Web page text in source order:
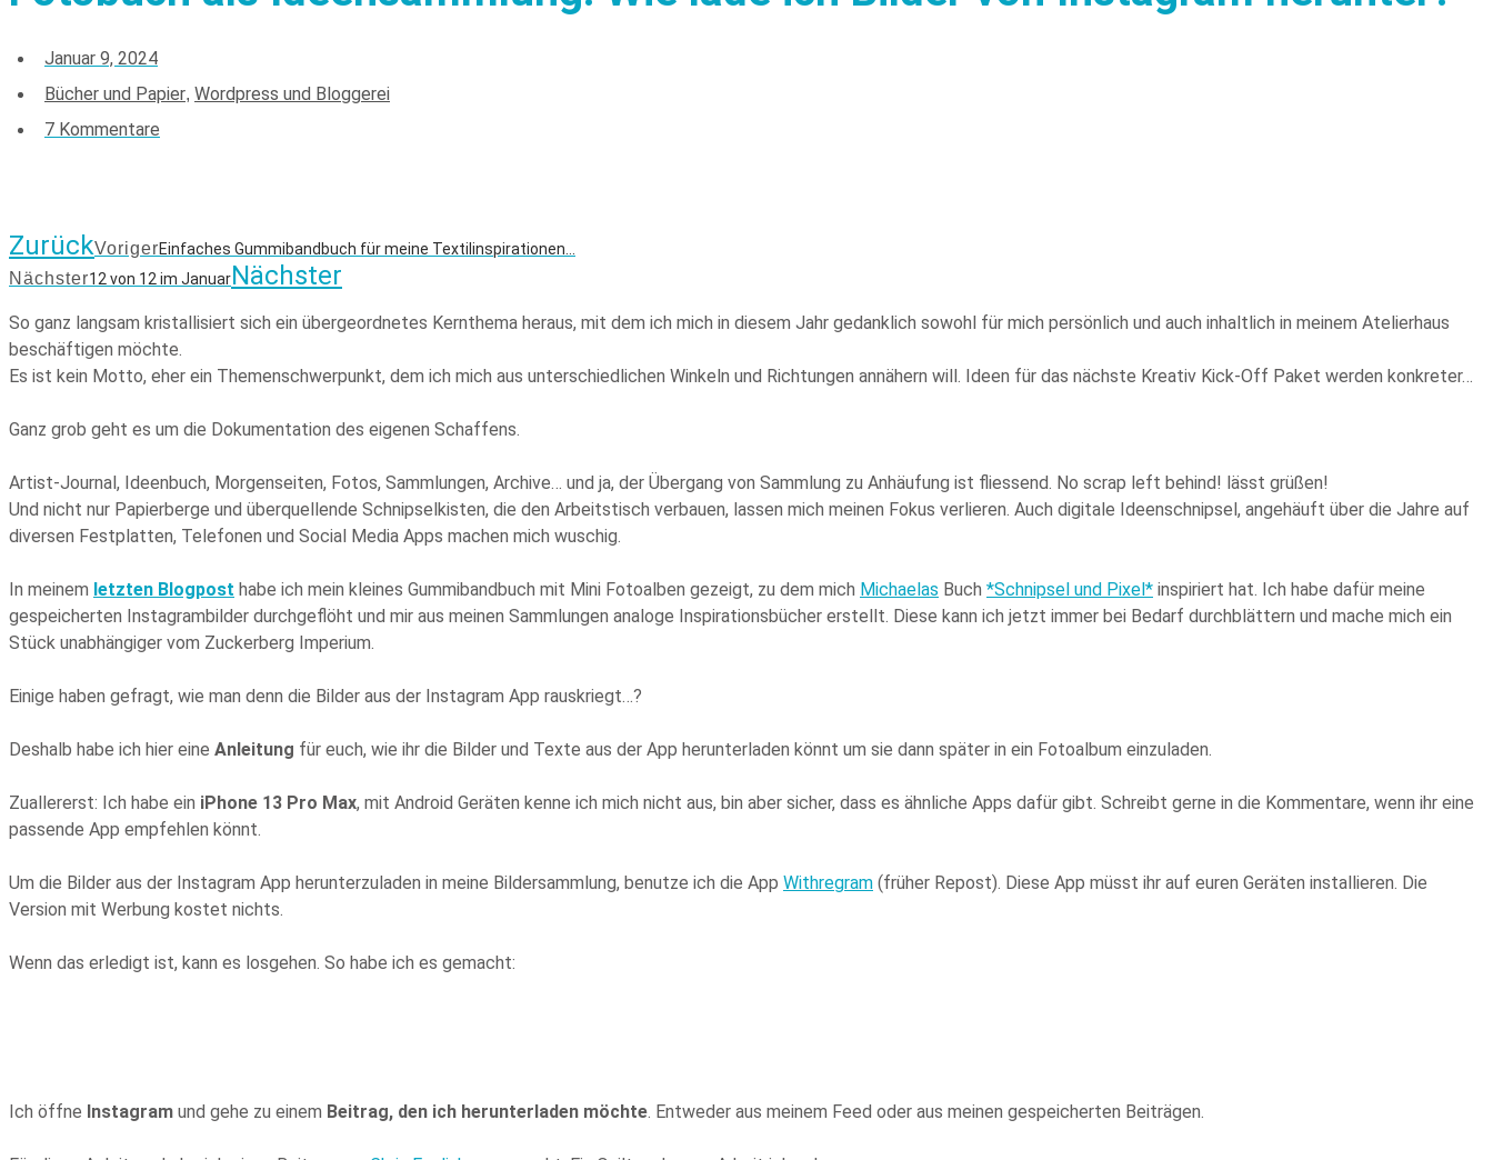
Januar 9, 2024
Bücher und Papier, Wordpress und Bloggerei
7 Kommentare
ZurückVorigerEinfaches Gummibandbuch für meine Textilinspirationen…
Nächster12 von 12 im JanuarNächster
So ganz langsam kristallisiert sich ein übergeordnetes Kernthema heraus, mit dem ich mich in diesem Jahr gedanklich sowohl für mich persönlich und auch inhaltlich in meinem Atelierhaus
beschäftigen möchte.
Es ist kein Motto, eher ein Themenschwerpunkt, dem ich mich aus unterschiedlichen Winkeln und Richtungen annähern will. Ideen für das nächste Kreativ Kick-Off Paket werden konkreter…
Ganz grob geht es um die Dokumentation des eigenen Schaffens.
Artist-Journal, Ideenbuch, Morgenseiten, Fotos, Sammlungen, Archive… und ja, der Übergang von Sammlung zu Anhäufung ist fliessend. No scrap left behind! lässt grüßen!
Und nicht nur Papierberge und überquellende Schnipselkisten, die den Arbeitstisch verbauen, lassen mich meinen Fokus verlieren. Auch digitale Ideenschnipsel, angehäuft über die Jahre auf
diversen Festplatten, Telefonen und Social Media Apps machen mich wuschig.
In meinem letzten Blogpost habe ich mein kleines Gummibandbuch mit Mini Fotoalben gezeigt, zu dem mich Michaelas Buch *Schnipsel und Pixel* inspiriert hat. Ich habe dafür meine
gespeicherten Instagrambilder durchgeflöht und mir aus meinen Sammlungen analoge Inspirationsbücher erstellt. Diese kann ich jetzt immer bei Bedarf durchblättern und mache mich ein
Stück unabhängiger vom Zuckerberg Imperium.
Einige haben gefragt, wie man denn die Bilder aus der Instagram App rauskriegt…?
Deshalb habe ich hier eine Anleitung für euch, wie ihr die Bilder und Texte aus der App herunterladen könnt um sie dann später in ein Fotoalbum einzuladen.
Zuallererst: Ich habe ein iPhone 13 Pro Max, mit Android Geräten kenne ich mich nicht aus, bin aber sicher, dass es ähnliche Apps dafür gibt. Schreibt gerne in die Kommentare, wenn ihr eine
passende App empfehlen könnt.
Um die Bilder aus der Instagram App herunterzuladen in meine Bildersammlung, benutze ich die App Withregram (früher Repost). Diese App müsst ihr auf euren Geräten installieren. Die
Version mit Werbung kostet nichts.
Wenn das erledigt ist, kann es losgehen. So habe ich es gemacht:
Ich öffne Instagram und gehe zu einem Beitrag, den ich herunterladen möchte . Entweder aus meinem Feed oder aus meinen gespeicherten Beiträgen.